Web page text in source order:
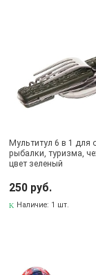
Мультитул 6 в 1 для
рыбалки, туризма,
цвет зеленый
250 руб.
Наличие: 1 шт.